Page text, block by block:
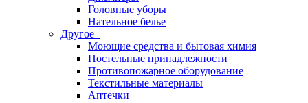
Головные уборы
Нательное белье
Другое
Моющие средства и бытовая химия
Постельные принадлежности
Противопожарное оборудование
Текстильные материалы
Аптечки